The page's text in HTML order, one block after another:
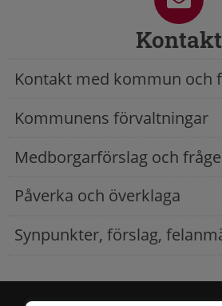
Kontakt
Kontakt med kommun och
Kommunens förvaltningar
Medborgarförslag och
Påverka och överklaga
Synpunkter, förslag,